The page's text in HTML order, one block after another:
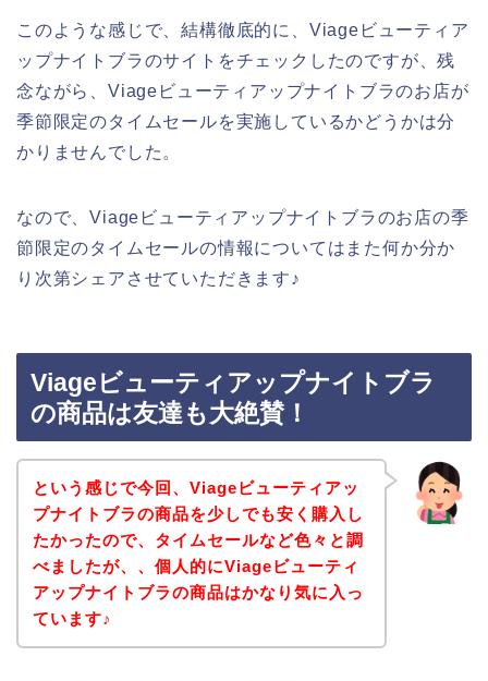
このような感じで、結構徹底的に、Viageビューティア
ップナイトブラのサイトをチェックしたのですが、残
念ながら、Viageビューティアップナイトブラのお店が
季節限定のタイムセールを実施しているかどうかは分
かりませんでした。
なので、Viageビューティアップナイトブラのお店の季
節限定のタイムセールの情報についてはまた何か分か
り次第シェアさせていただきます♪
Viageビューティアップナイトブラ
の商品は友達も大絶賛！
という感じで今回、Viageビューティアッ
プナイトブラの商品を少しでも安く購入し
たかったので、タイムセールなど色々と調
べましたが、、個人的にViageビューティ
アップナイトブラの商品はかなり気に入っ
ています♪